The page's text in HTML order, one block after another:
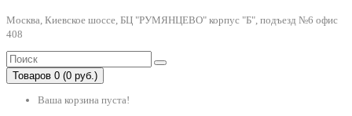
Москва, Киевское шоссе, БЦ "РУМЯНЦЕВО" корпус "Б", подъезд №6 офис
408
Товаров 0 (0 руб.)
Ваша корзина пуста!